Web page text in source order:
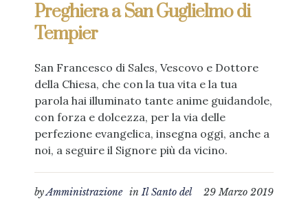
Preghiera a San Guglielmo di
Tempier
San Francesco di Sales, Vescovo e Dottore
della Chiesa, che con la tua vita e la tua
parola hai illuminato tante anime guidandole,
con forza e dolcezza, per la via delle
perfezione evangelica, insegna oggi, anche a
noi, a seguire il Signore più da vicino.
29 Marzo 2019
byAmministrazione inIl Santo del